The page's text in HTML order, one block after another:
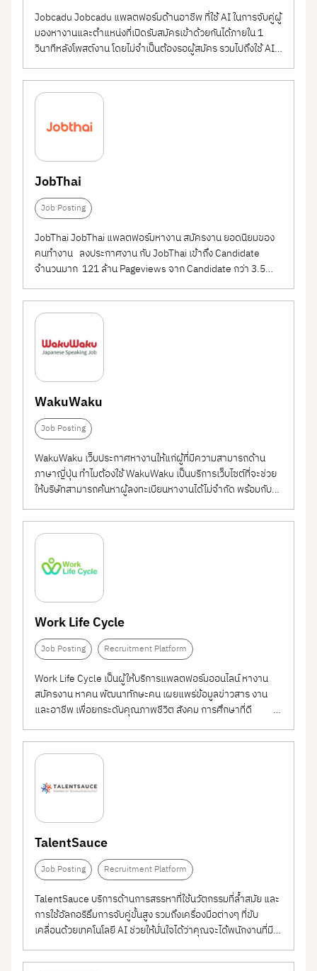
Jobcadu Jobcadu แพลตฟอร์มด้านอาชีพ ที่ใช้ AI ในการจับคู่ผู้
มองหางานและตำแหน่งที่เปิดรับสมัครเข้าด้วยกันได้ภายใน 1
วินาทีหลังโพสต์งาน โดยไม่จำเป็นต้องรอผู้สมัคร รวมไปถึงใช้ AI
ในการแนะนำบทความและคอร์สเรียนออนไลน์ต่างๆ ตามความ
สนใจของผู้ใช้งานแต่ละคนเพื่อช่วยส่งเสริมทักษะที่เกี่ยวกับสาย
งานและความสนใจ 💡 เปิดให้ใช้งานฟรี...
JobThai
Job Posting
JobThai JobThai แพลตฟอร์มหางาน สมัครงาน ยอดนิยมของ
คนทำงาน ลงประกาศงาน กับ JobThai เข้าถึง Candidate
จำนวนมาก 121 ล้าน Pageviews จาก Candidate กว่า 3.5
ล้าน คน/เดือน และจำนวนเฉลี่ยใบสมัครกว่าเดือนละ 2 ล้านใบ
สมัคร ที่ส่งถึงองค์กร ตอบโจทย์ทุกช่องทางการใช้งาน ทุกอุปกรณ์
และยังพร้อมด้วย Content...
WakuWaku
Job Posting
WakuWaku เว็บประกาศหางานให้แก่ผู้ที่มีความสามารถด้าน
ภาษาญี่ปุ่น ทำไมต้องใช้ WakuWaku เป็นบริการเว็บไซต์ที่จะช่วย
ให้บริษัทสามารถค้นหาผู้ลงทะเบียนหางานได้ไม่จำกัด พร้อมกับ
โพสต์รับสมัครพนักงานที่มีความสามารถด้านภาษาญี่ปุ่นและ
ประสบการณ์ของผู้สมัครที่เหมาะสมจากฐานข้อมูลที่มีอยู่มากมาย
Work Life Cycle
Job Posting Recruitment Platform
Work Life Cycle เป็นผู้ให้บริการแพลตฟอร์มออนไลน์ หางาน
สมัครงาน หาคน พัฒนาทักษะคน เผยแพร่ข้อมูลข่าวสาร งาน
และอาชีพ เพื่อยกระดับคุณภาพชีวิต สังคม การศึกษาที่ดี
"Good Work,
Good Quality Of Life." ทำไมต้องใช้ Work Life Cycle...
TalentSauce
Job Posting Recruitment Platform
TalentSauce บริการด้านการสรรหาที่ใช้นวัตกรรมที่ล้ำสมัย และ
การใช้อัลกอริธึมการจับคู่ขั้นสูง รวมถึงเครื่องมือต่างๆ ที่ขับ
เคลื่อนด้วยเทคโนโลยี AI ช่วยให้มั่นใจได้ว่าคุณจะได้พนักงานที่มี
ความสามารถด้านเทคโนโลยีที่สามารถช่วยให้บริษัทไปสู่ความ
สำเร็จ